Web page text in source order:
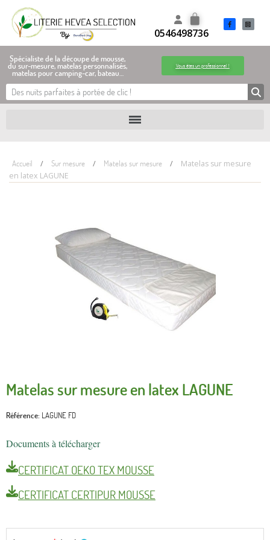
0546498736
Spécialiste de la découpe de mousse,
du sur-mesure, matelas personnalisés,
matelas pour camping-car, bateau…
Vous êtes un professionnel !
Accueil Sur mesure Matelas sur mesure
Matelas sur mesure
en latex LAGUNE
Matelas sur mesure en latex LAGUNE
Référence LAGUNE FD
Documents à télécharger
CERTIFICAT OEKO TEX MOUSSE
CERTIFICAT CERTIPUR MOUSSE